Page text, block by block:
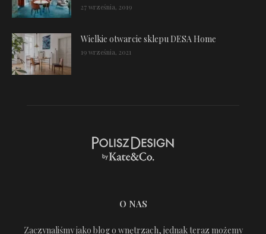
27 września, 2019
Wielkie otwarcie sklepu DESA Home
19 września, 2021
O NAS
Zaczynaliśmy jako blog o wnętrzach, jednak teraz możemy